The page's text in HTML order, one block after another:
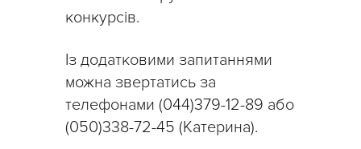
конкурсів.
Із додатковими запитаннями
можна звертатись за
телефонами (044)379-12-89 або
(050)338-72-45 (Катерина).